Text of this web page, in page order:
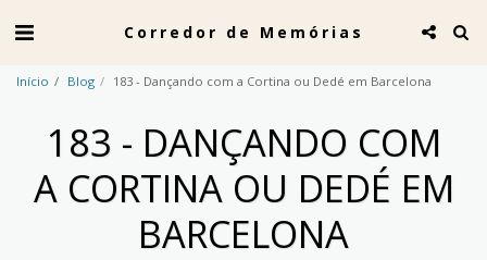
Corredor de Memórias
Início Blog 183 - Dançando com a Cortina ou Dedé em Barcelona
183 - DANÇANDO COM
A CORTINA OU DEDÉ EM
BARCELONA